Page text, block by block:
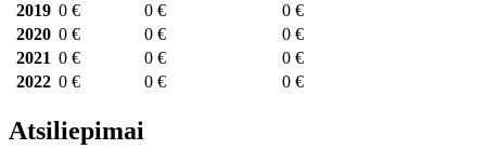
2019 0 € 0 €
0 €
2020 0 € 0 €
0 €
2021 0 € 0 €
0 €
2022 0 € 0 € 0 €
Atsiliepimai